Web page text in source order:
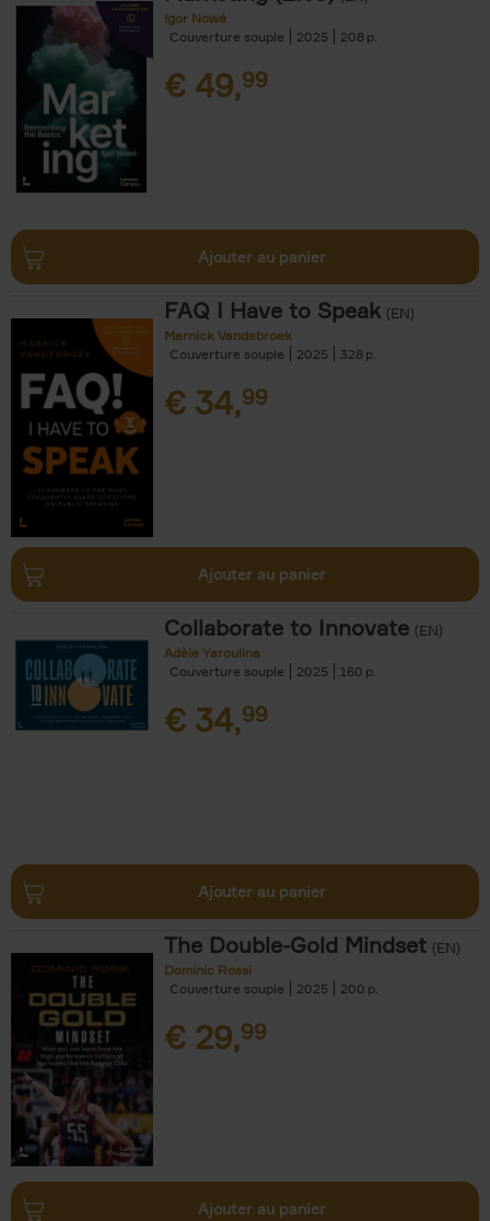
Igor Nowé
Couverture souple
2025 208
€ 49,99
Ajouter au panier
FAQ I Have to Speak (EN)
Marnick Vandebroek
Couverture souple
2025 328
€ 34,99
Ajouter au panier
Collaborate to Innovate (EN)
Adèle Yaroulina
Couverture souple
2025 160
€ 34,99
Ajouter au panier
The Double-Gold Mindset (EN)
Dominic Rossi
Couverture souple
2025 200
€ 29,99
Ajouter au panier